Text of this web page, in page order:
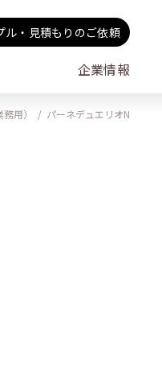
企業情報
ル・見積もりのご依頼
用） パーネデュエリオN